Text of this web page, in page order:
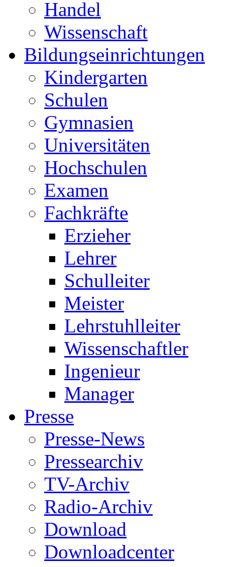
Handel
Wissenschaft
Bildungseinrichtungen
Kindergarten
Schulen
Gymnasien
Universitäten
Hochschulen
Examen
Fachkräfte
Erzieher
Lehrer
Schulleiter
Meister
Lehrstuhlleiter
Wissenschaftler
Ingenieur
Manager
Presse
Presse-News
Pressearchiv
TV-Archiv
Radio-Archiv
Download
Downloadcenter